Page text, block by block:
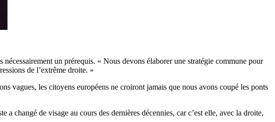
un prérequis. « Nous devons élaborer une stratégie commune pour
de l’extrême droite. »
vagues, les citoyens européens ne croiront jamais que nous avons coupé les ponts
changé de visage au cours des dernières décennies, car c’est elle, avec la droite,